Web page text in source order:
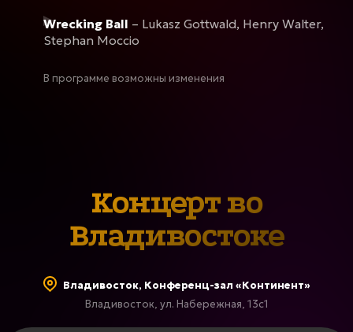
Wrecking Ball – Lukasz Gottwald, Henry Walter,
Stephan Moccio
В программе возможны изменения
Концерт во
Владивостоке
Владивосток, Конференц-зал «Континент»
Владивосток, ул. Набережная, 13с1